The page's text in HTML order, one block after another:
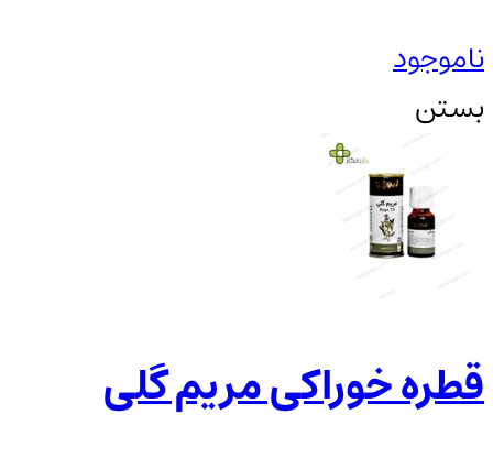
ناموجود
بستن
قطره خوراکی مریم گلی